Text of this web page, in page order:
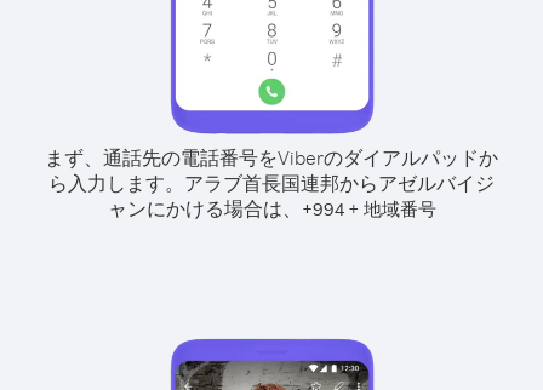
まず、通話先の電話番号をViberのダイアルパッドか
ら入力します。 アラブ首長国連邦からアゼルバイジ
ャンにかける場合は、
+994+ 地域番号